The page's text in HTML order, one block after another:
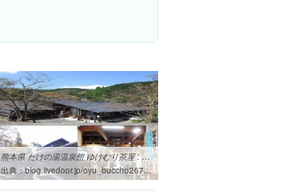
熊本県 たけの湯温泉館 ゆけむり茶屋 : 好きっちゃ!! 温泉
出典：blog.livedoor.jp/oyu_buccho2675/archives/1831617.html